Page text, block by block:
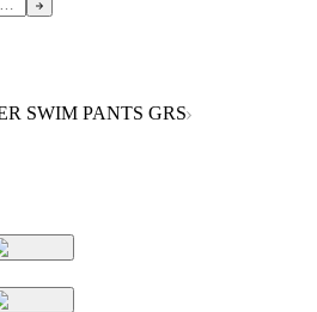
SWIM PANTS GRS